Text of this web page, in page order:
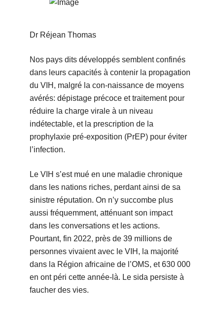
Dr Réjean Thomas
Nos pays dits développés semblent confinés
dans leurs capacités à contenir la propagation
du VIH, malgré la con-naissance de moyens
avérés: dépistage précoce et traitement pour
réduire la charge virale à un niveau
indétectable, et la prescription de la
prophylaxie pré-exposition (PrEP) pour éviter
l’infection.
Le VIH s’est mué en une maladie chronique
dans les nations riches, perdant ainsi de sa
sinistre réputation. On n’y succombe plus
aussi fréquemment, atténuant son impact
dans les conversations et les actions.
Pourtant, fin 2022, près de 39 millions de
personnes vivaient avec le VIH, la majorité
dans la Région africaine de l’OMS, et 630 000
en ont péri cette année-là. Le sida persiste à
faucher des vies.